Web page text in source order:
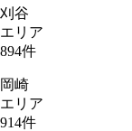
刈谷
エリア
894件
岡崎
エリア
914件